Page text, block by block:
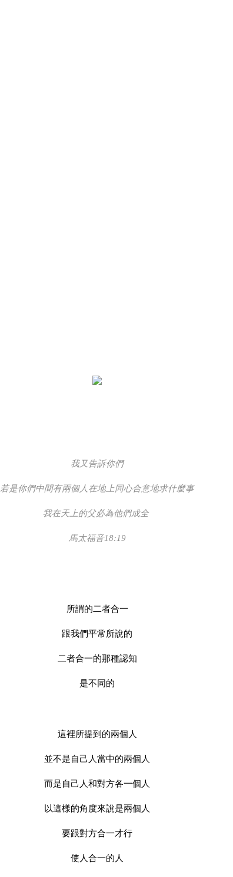
我又告訴你們
若是你們中間有兩個人在地上同心合意地求什麼事
我在天上的父必為他們成全
馬太福音18:19
所謂的二者合一
跟我們平常所說的
二者合一的那種認知
是不同的
這裡所提到的兩個人
並不是自己人當中的兩個人
而是自己人和對方各一個人
以這樣的角度來說是兩個人
要跟對方合一才行
使人合一的人